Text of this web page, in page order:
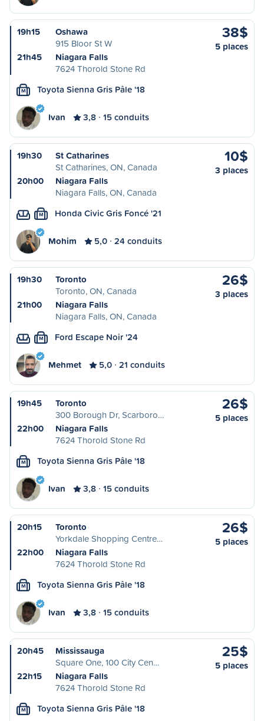
19h15
Oshawa
915 Bloor St W
21h45
Niagara Falls
7624 Thorold Stone Rd
38$
5 places
M Toyota Sienna Gris Pâle '18
Ivan 3,8 15 conduits
19h30
St Catharines
St Catharines, ON, Canada
20h00
Niagara Falls
Niagara Falls, ON, Canada
10$
3 places
M Honda Civic Gris Foncé '21
Mohim 5,0 24 conduits
19h30
Toronto
Toronto, ON, Canada
21h00
Niagara Falls
Niagara Falls, ON, Canada
26$
3 places
M Ford Escape Noir '24
Mehmet 5,0 21 conduits
19h45
Toronto
300 Borough Dr, Scarboro…
22h00
Niagara Falls
7624 Thorold Stone Rd
26$
5 places
M Toyota Sienna Gris Pâle '18
Ivan 3,8 15 conduits
20h15
Toronto
Yorkdale Shopping Centre…
22h00
Niagara Falls
7624 Thorold Stone Rd
26$
5 places
M Toyota Sienna Gris Pâle '18
Ivan 3,8 15 conduits
20h45
Mississauga
Square One, 100 City Cen…
22h15
Niagara Falls
7624 Thorold Stone Rd
25$
5 places
M Toyota Sienna Gris Pâle '18